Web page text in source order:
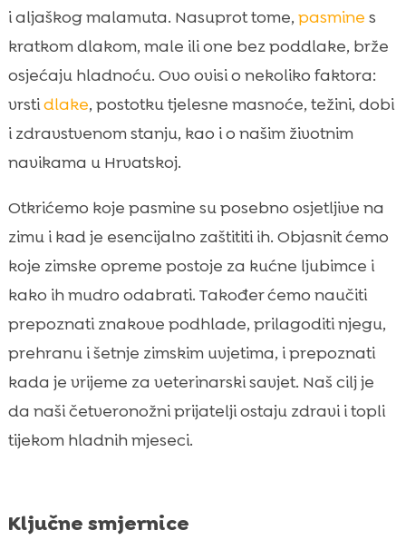
 Psi s kroničnim bolestima i posebnim
potrebama
pasmine pasa osjetljive na zimu
Razlika između pasmina prilagođenih
hladnoći i onih koje nisu
Opremanje psa za zimu
Njega šapa i kože tijekom zime
 Prehrana koja pomaže psima u hladnoći
CricksyDog preporuke za osjetljive pse zimi
Plan šetnji i aktivnosti po hladnom vremenu
Toplo i sigurno okruženje u domu
Mitovi i najčešće greške u zimskim rutinama
Kada posjetiti veterinara tijekom zime
i aljaškog malamuta. Nasuprot tome, pasmine s
kratkom dlakom, male ili one bez poddlake, brže
osjećaju hladnoću. Ovo ovisi o nekoliko faktora:
vrstidlake, postotku tjelesne masnoće, težini, dobi
i zdravstvenom stanju, kao i o našim životnim
navikama u Hrvatskoj.
Otkrićemo koje pasmine su posebno osjetljive na
zimu i kad je esencijalno zaštititi ih. Objasnit ćemo
koje zimske opreme postoje za kućne ljubimce i
kako ih mudro odabrati. Također ćemo naučiti
prepoznati znakove podhlade, prilagoditi njegu,
prehranu i šetnje zimskim uvjetima, i prepoznati
kada je vrijeme za veterinarski savjet. Naš cilj je
da naši četveronožni prijatelji ostaju zdravi i topli
tijekom hladnih mjeseci.
Ključne smjernice